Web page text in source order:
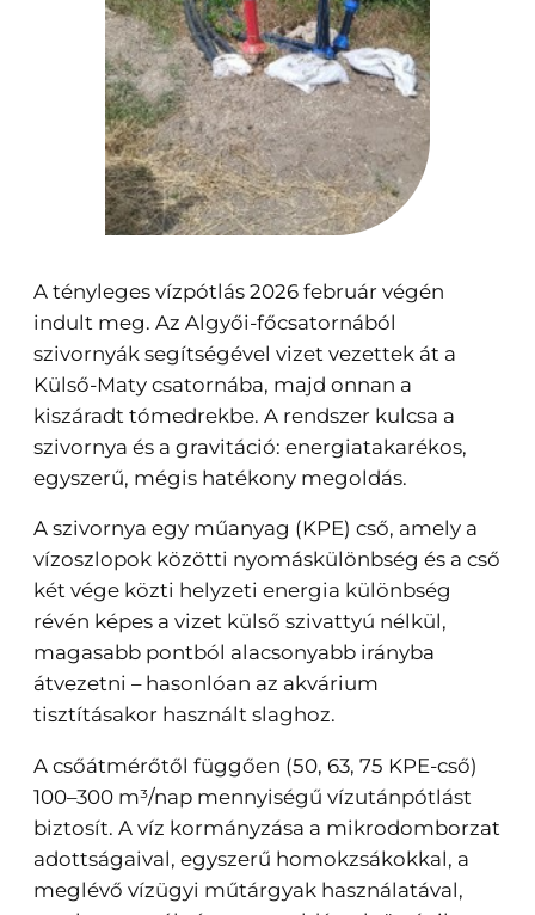
A tényleges vízpótlás 2026 február végén
indult meg. Az Algyői-főcsatornából
szivornyák segítségével vizet vezettek át a
Külső-Maty csatornába, majd onnan a
kiszáradt tómedrekbe. A rendszer kulcsa a
szivornya és a gravitáció: energiatakarékos,
egyszerű, mégis hatékony megoldás.
A szivornya egy műanyag (KPE) cső, amely a
vízoszlopok közötti nyomáskülönbség és a cső
két vége közti helyzeti energia különbség
révén képes a vizet külső szivattyú nélkül,
magasabb pontból alacsonyabb irányba
átvezetni – hasonlóan az akvárium
tisztításakor használt slaghoz.
A csőátmérőtől függően (50, 63, 75 KPE-cső)
100–300 m³/nap mennyiségű vízutánpótlást
biztosít. A víz kormányzása a mikrodomborzat
adottságaival, egyszerű homokzsákokkal, a
meglévő vízügyi műtárgyak használatával,